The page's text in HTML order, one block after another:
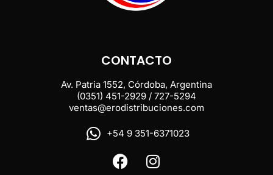
CONTACTO
Av. Patria 1552, Córdoba, Argentina
(0351) 451-2929 / 727-5294
ventas@erodistribuciones.com
+54 9 351-6371023